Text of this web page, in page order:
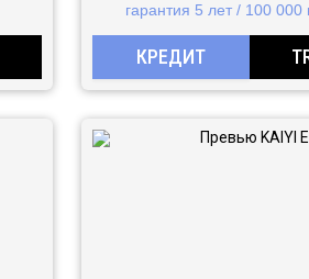
гарантия 5 лет / 100 000
КРЕДИТ